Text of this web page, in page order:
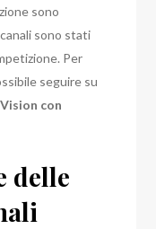
sono
sono stati
Per
seguire su
con
delle